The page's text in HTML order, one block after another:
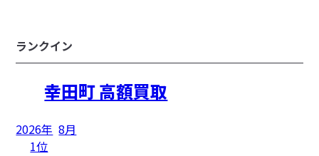
ランクイン
幸田町 高額買取
2026年 8月
1位